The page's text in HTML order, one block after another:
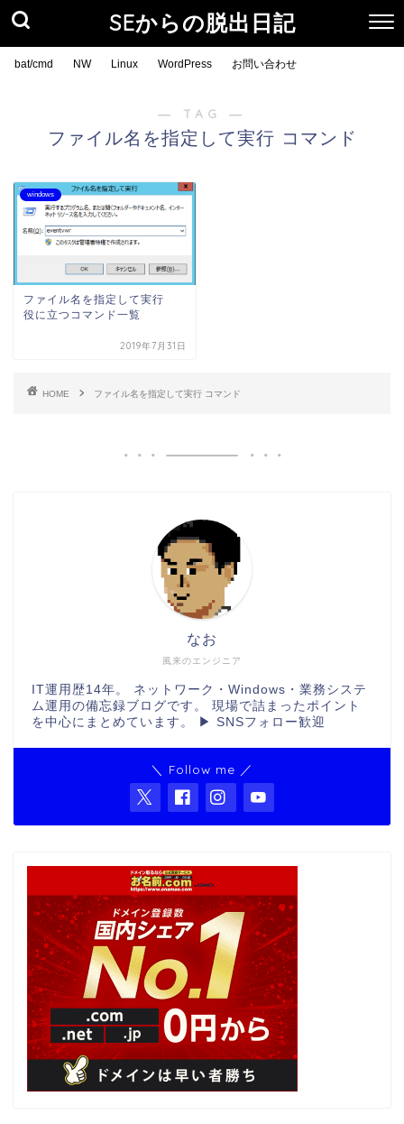
SEからの脱出日記
bat/cmd NW Linux WordPress お問い合わせ
― TAG ―
ファイル名を指定して実行 コマンド
windows
ファイル名を指定して実行
役に立つコマンド一覧
2019年7月31日
HOME ファイル名を指定して実行 コマンド
風来のエンジニア
なお
IT運用歴14年。 ネットワーク・Windows・業務システ
ム運用の備忘録ブログです。 現場で詰まったポイント
を中心にまとめています。 ▶ SNSフォロー歓迎
＼ Follow me ／